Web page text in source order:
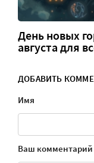
День новых
августа для
ДОБАВИТЬ
Имя
Ваш комментарий